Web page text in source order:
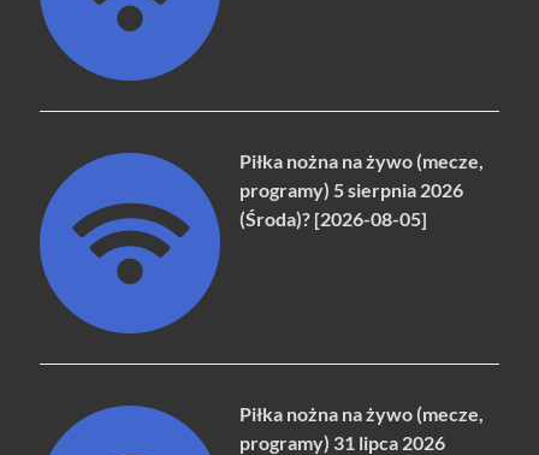
Piłka nożna na żywo (mecze,
programy) 5 sierpnia 2026
(Środa)? [2026-08-05]
Piłka nożna na żywo (mecze,
programy) 31 lipca 2026